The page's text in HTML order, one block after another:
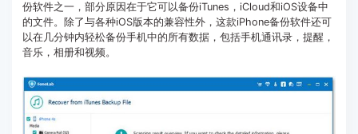
份软件之一，部分原因在于它可以备份iTunes，iCloud和iOS设备中
的文件。除了与各种iOS版本的兼容性外，这款iPhone备份软件还可
以在几分钟内轻松备份手机中的所有数据，包括手机通讯录，提醒，
音乐，相册和视频。